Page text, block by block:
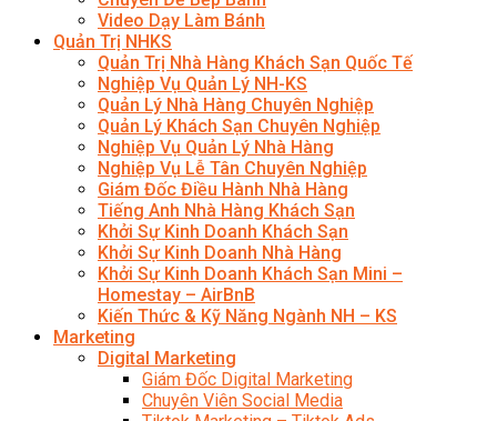
Video Dạy Làm Bánh
Quản Trị NHKS
Quản Trị Nhà Hàng Khách Sạn Quốc Tế
Nghiệp Vụ Quản Lý NH-KS
Quản Lý Nhà Hàng Chuyên Nghiệp
Quản Lý Khách Sạn Chuyên Nghiệp
Nghiệp Vụ Quản Lý Nhà Hàng
Nghiệp Vụ Lễ Tân Chuyên Nghiệp
Giám Đốc Điều Hành Nhà Hàng
Tiếng Anh Nhà Hàng Khách Sạn
Khởi Sự Kinh Doanh Khách Sạn
Khởi Sự Kinh Doanh Nhà Hàng
Khởi Sự Kinh Doanh Khách Sạn Mini –
Homestay – AirBnB
Kiến Thức & Kỹ Năng Ngành NH – KS
Marketing
Digital Marketing
Giám Đốc Digital Marketing
Chuyên Viên Social Media